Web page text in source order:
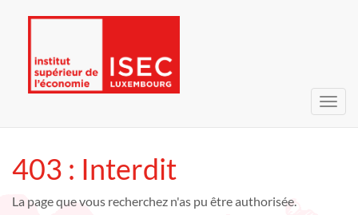
403 : Interdit
La page que vous recherchez n'as pu être authorisée.